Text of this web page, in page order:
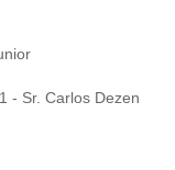
SÓCIO
- Sr. Carlos Dezen